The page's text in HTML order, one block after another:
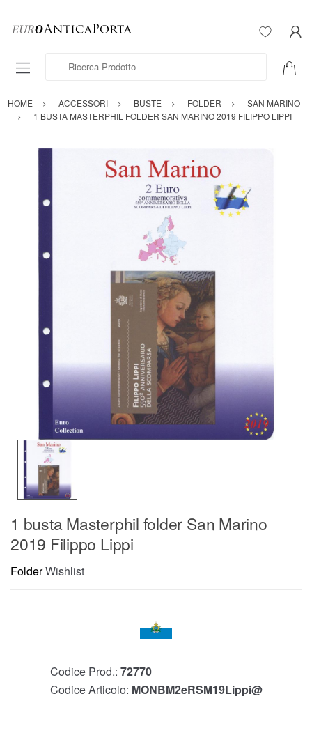
Ricerca Prodotto
HOME ACCESSORI BUSTE FOLDER
SAN MARINO
1 BUSTA MASTERPHIL FOLDER SAN MARINO 2019 FILIPPO LIPPI
1 busta Masterphil folder San Marino
2019 Filippo Lippi
FolderWishlist
Codice Prod.: 72770
Codice Articolo: MONBM2eRSM19Lippi@